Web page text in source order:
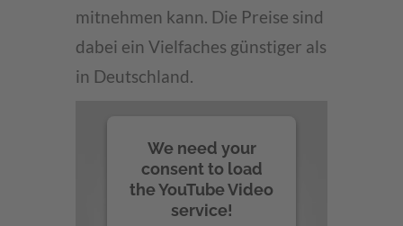
mitnehmen kann. Die Preise sind
dabei ein Vielfaches günstiger als
in Deutschland.
We need your
consent to load
the YouTube Video
service!